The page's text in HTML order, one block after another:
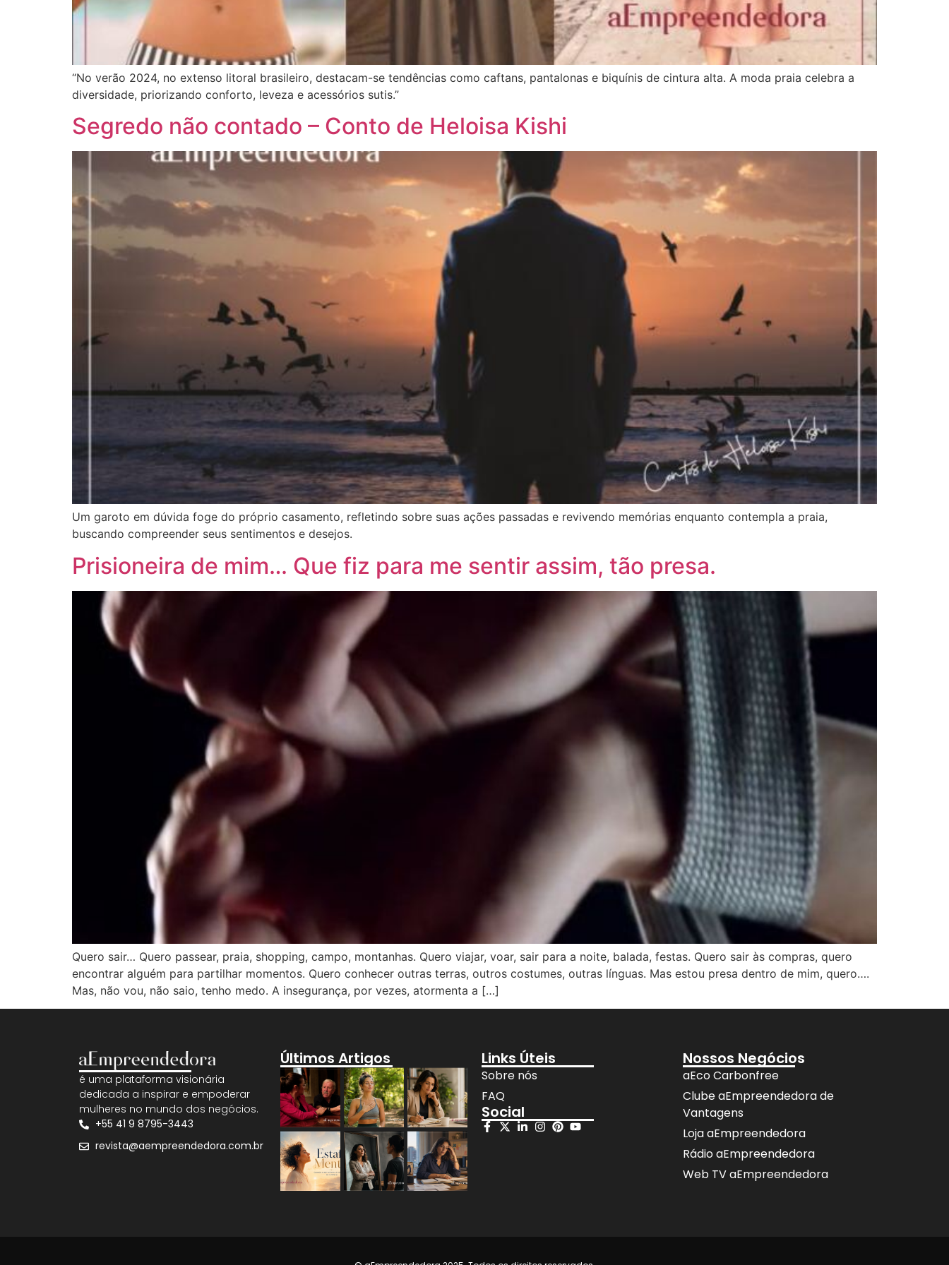
“No verão 2024, no extenso litoral brasileiro, destacam-se tendências como caftans, pantalonas e biquínis de cintura alta. A moda praia celebra a
diversidade, priorizando conforto, leveza e acessórios sutis.”
Segredo não contado – Conto de Heloisa Kishi
Um garoto em dúvida foge do próprio casamento, refletindo sobre suas ações passadas e revivendo memórias enquanto contempla a praia,
buscando compreender seus sentimentos e desejos.
Prisioneira de mim… Que fiz para me sentir assim, tão presa.
Quero sair… Quero passear, praia, shopping, campo, montanhas. Quero viajar, voar, sair para a noite, balada, festas. Quero sair às compras, quero
encontrar alguém para partilhar momentos. Quero conhecer outras terras, outros costumes, outras línguas. Mas estou presa dentro de mim, quero….
Mas, não vou, não saio, tenho medo. A insegurança, por vezes, atormenta a […]
é uma plataforma visionária
dedicada a inspirar e empoderar
mulheres no mundo dos negócios.
+55 41 9 8795-3443
revista@aempreendedora.com.br
Últimos Artigos Links Úteis
Sobre nós
FAQ
Social
Nossos Negócios
aEco Carbonfree
Clube aEmpreendedora de
Vantagens
Loja aEmpreendedora
Rádio aEmpreendedora
Web TV aEmpreendedora